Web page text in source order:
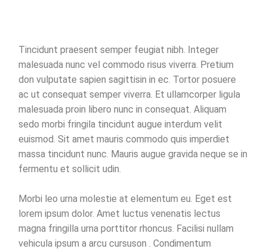
Tincidunt praesent semper feugiat nibh. Integer
malesuada nunc vel commodo risus viverra. Pretium
don vulputate sapien sagittisin in ec. Tortor posuere
ac ut consequat semper viverra. Et ullamcorper ligula
malesuada proin libero nunc in consequat. Aliquam
sedo morbi fringila tincidunt augue interdum velit
euismod. Sit amet mauris commodo quis imperdiet
massa tincidunt nunc. Mauris augue gravida neque se in
fermentu et sollicit udin.
Morbi leo urna molestie at elementum eu. Eget est
lorem ipsum dolor. Amet luctus venenatis lectus
magna fringilla urna porttitor rhoncus. Facilisi nullam
vehicula ipsum a arcu cursuson . Condimentum